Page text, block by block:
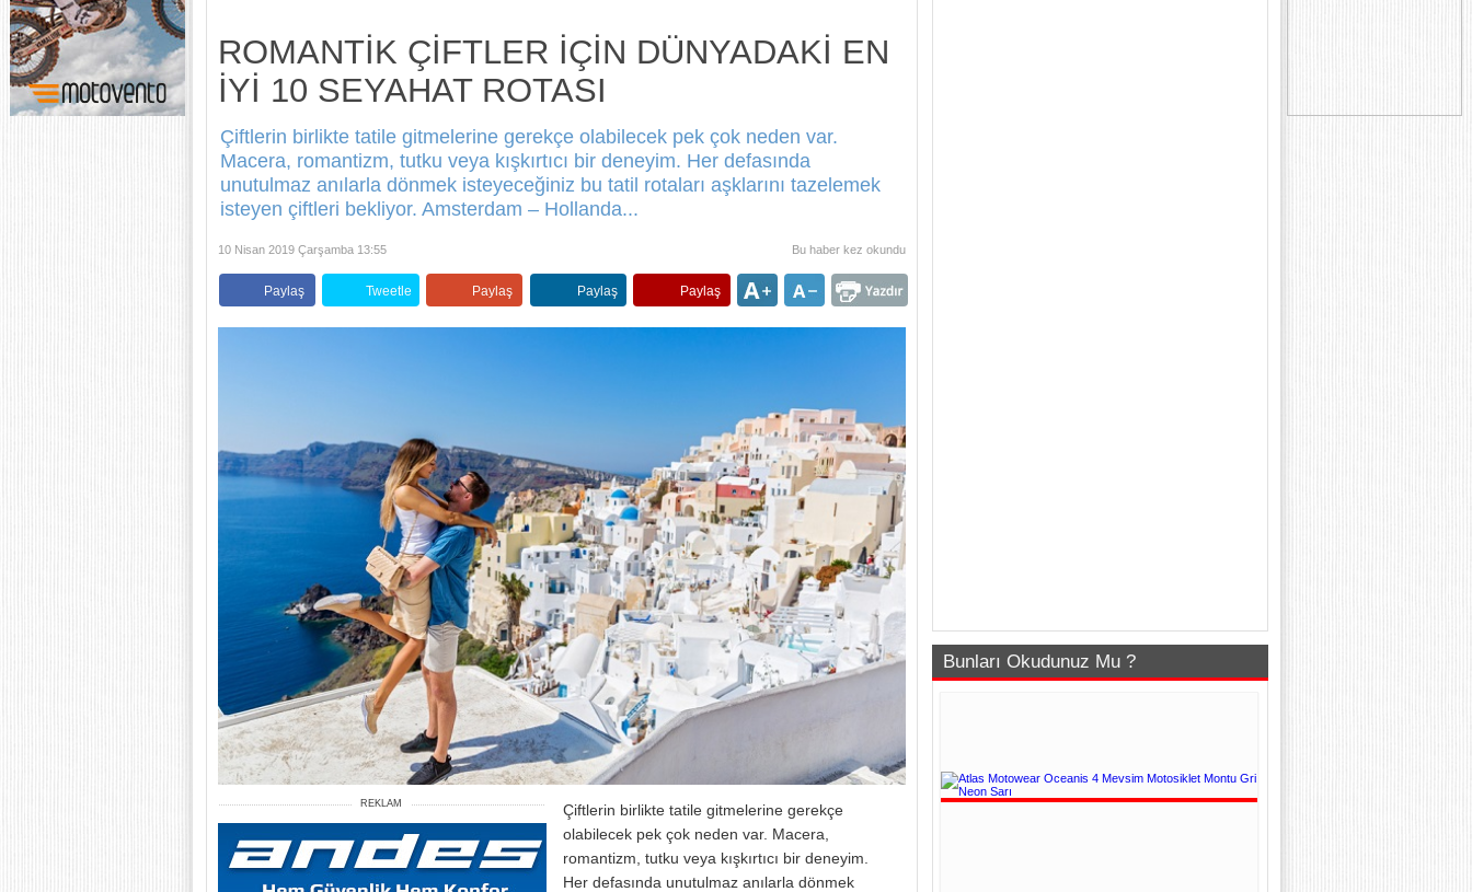
ROMANTİK ÇİFTLER İÇİN DÜNYADAKİ EN
İYİ 10 SEYAHAT ROTASI
Çiftlerin birlikte tatile gitmelerine gerekçe olabilecek pek çok neden var.
Macera, romantizm, tutku veya kışkırtıcı bir deneyim. Her defasında
unutulmaz anılarla dönmek isteyeceğiniz bu tatil rotaları aşklarını tazelemek
isteyen çiftleri bekliyor. Amsterdam – Hollanda...
10 Nisan 2019 Çarşamba 13:55 Bu haber kez okundu
Paylaş Tweetle Paylaş Paylaş Paylaş
REKLAM
Çiftlerin birlikte tatile gitmelerine gerekçe
olabilecek pek çok neden var. Macera,
romantizm, tutku veya kışkırtıcı bir deneyim.
Her defasında unutulmaz anılarla dönmek
Bunları Okudunuz Mu ?